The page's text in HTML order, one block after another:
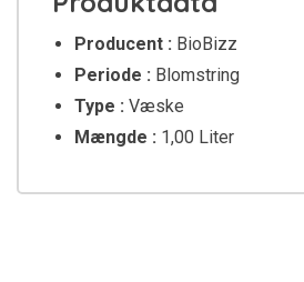
Producent : BioBizz
Periode : Blomstring
Type : Væske
Mængde : 1,00 Liter